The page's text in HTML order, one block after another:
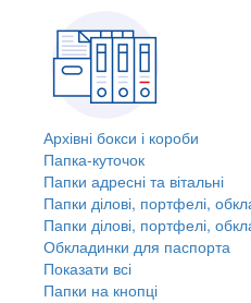
Архівні бокси і короби
Папка-куточок
Папки адресні та вітальні
Папки ділові, портфелі,
Папки ділові, портфелі,
Обкладинки для паспорта
Показати всі
Папки на кнопці